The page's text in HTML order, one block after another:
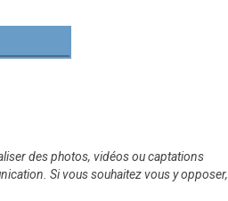
des photos, vidéos ou captations
Si vous souhaitez vous y opposer,